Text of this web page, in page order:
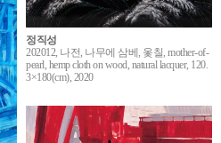
정직성
202012, 나전, 나무에 삼베, 옻칠, mother-of-
pearl, hemp cloth on wood, natural lacquer, 120.
3×180(cm), 2020